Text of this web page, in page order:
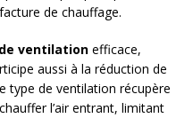
de chauffage.
ventilation efficace,
aussi à la réduction de
type de ventilation récupère
l’air entrant, limitant